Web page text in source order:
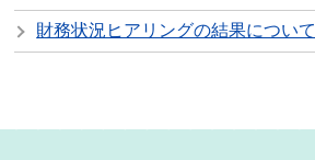
財務状況ヒアリングの結果について